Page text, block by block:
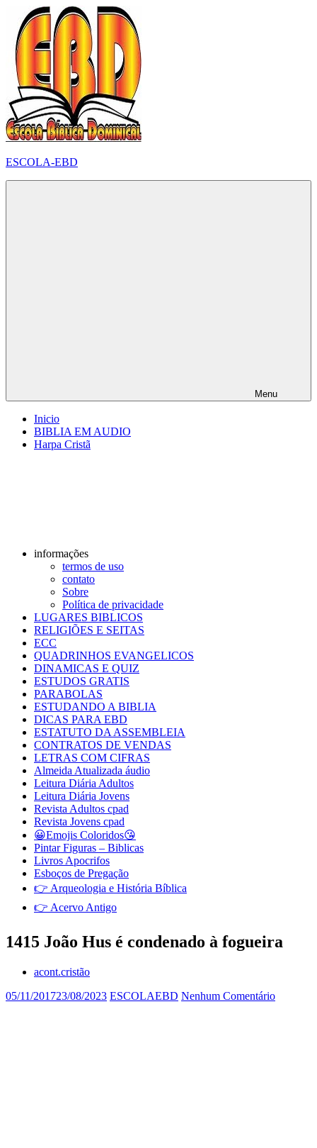
para
conteúdo
ESCOLA-EBD
Menu
Inicio
BIBLIA EM AUDIO
Harpa Cristã
informações
termos de uso
contato
Sobre
Política de privacidade
LUGARES BIBLICOS
RELIGIÕES E SEITAS
ECC
QUADRINHOS EVANGELICOS
DINAMICAS E QUIZ
ESTUDOS GRATIS
PARABOLAS
ESTUDANDO A BIBLIA
DICAS PARA EBD
ESTATUTO DA ASSEMBLEIA
CONTRATOS DE VENDAS
LETRAS COM CIFRAS
Almeida Atualizada áudio
Leitura Diária Adultos
Leitura Diária Jovens
Revista Adultos cpad
Revista Jovens cpad
😀Emojis Coloridos😘
Pintar Figuras – Biblicas
Livros Apocrifos
Esboços de Pregação
👉 Arqueologia e História Bíblica
👉 Acervo Antigo
1415 João Hus é condenado à fogueira
acont.cristão
05/11/201723/08/2023 ESCOLAEBD Nenhum Comentário